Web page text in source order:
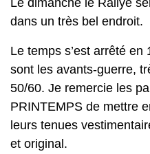
dans un très bel endroit.
Le temps s’est arrêté
sont les avants-guerre,
50/60. Je remercie les
PRINTEMPS de mettre
leurs tenues
et original.